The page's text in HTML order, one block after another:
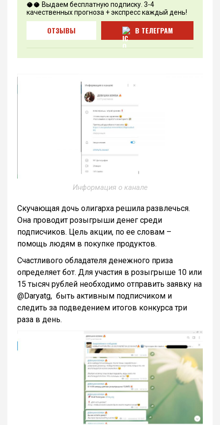
🥥🥥 Выдаем бесплатную подписку. 3-4
качественных прогноза + экспресс каждый день!
ОТЗЫВЫ В ТЕЛЕГРАМ
Информация о канале
Скучающая дочь олигарха решила развлечься.
Она проводит розыгрыши денег среди
подписчиков. Цель акции, по ее словам –
помощь людям в покупке продуктов.
Счастливого обладателя денежного приза
определяет бот. Для участия в розыгрыше 10 или
15 тысяч рублей необходимо отправить заявку на
@Daryatg, быть активным подписчиком и
следить за подведением итогов конкурса три
раза в день.